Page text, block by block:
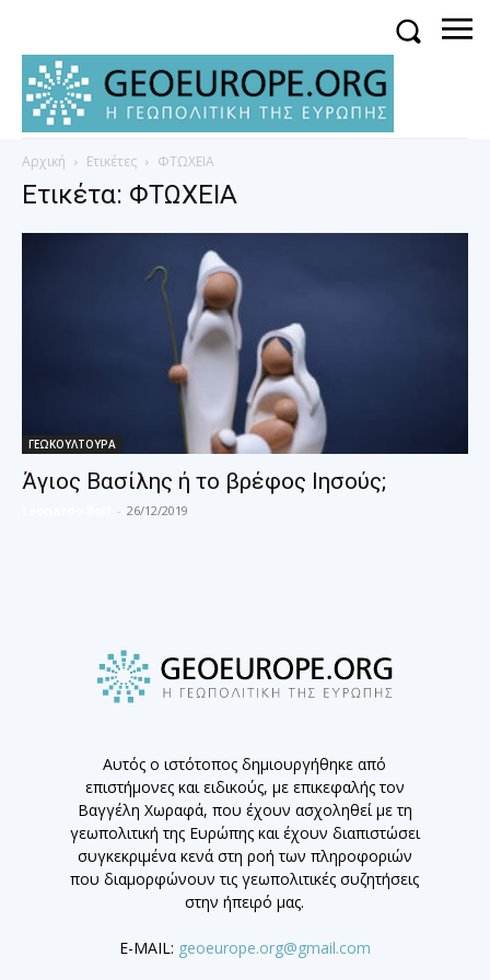
Αρχική Ετικέτες ΦΤΩΧΕΙΑ
Ετικέτα: ΦΤΩΧΕΙΑ
ΓΕΩΚΟΥΛΤΟΥΡΑ
Άγιος Βασίλης ή το βρέφος Ιησούς;
- 26/12/2019
Αυτός ο ιστότοπος δημιουργήθηκε από
επιστήμονες και ειδικούς, με επικεφαλής τον
Βαγγέλη Χωραφά, που έχουν ασχοληθεί με τη
γεωπολιτική της Ευρώπης και έχουν διαπιστώσει
συγκεκριμένα κενά στη ροή των πληροφοριών
που διαμορφώνουν τις γεωπολιτικές συζητήσεις
στην ήπειρό μας.
E-MAIL: geoeurope.org@gmail.com